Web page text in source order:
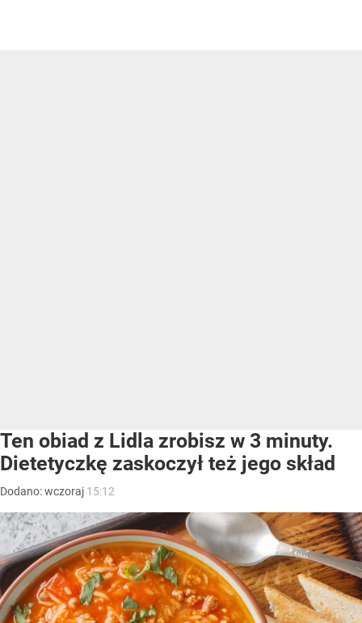
Ten obiad z Lidla zrobisz w 3 minuty.
Dietetyczkę zaskoczył też jego skład
Dodano:wczoraj 15:12